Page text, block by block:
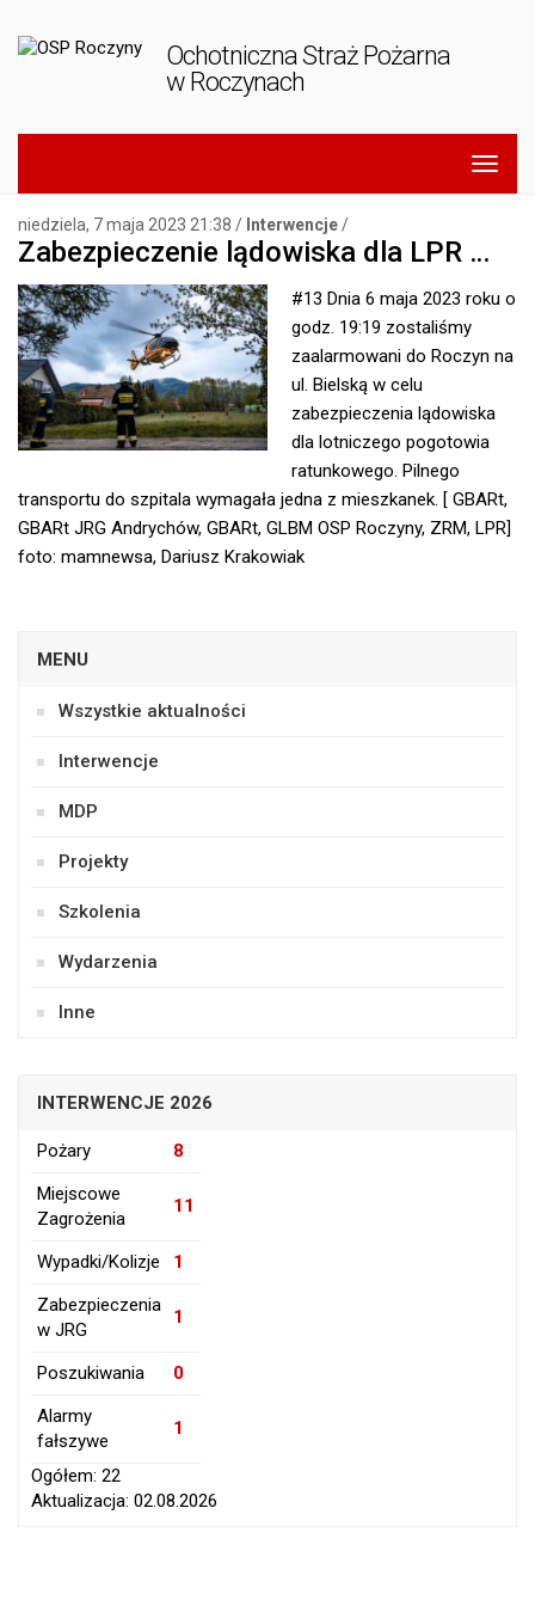
Ochotniczna Straż Pożarna
w Roczynach
niedziela, 7 maja 2023 21:38 / Interwencje/
Zabezpieczenie lądowiska dla LPR …
#13 Dnia 6 maja 2023 roku o
godz. 19:19 zostaliśmy
zaalarmowani do Roczyn na
ul. Bielską w celu
zabezpieczenia lądowiska
dla lotniczego pogotowia
ratunkowego. Pilnego
transportu do szpitala wymagała jedna z mieszkanek. [ GBARt,
GBARt JRG Andrychów, GBARt, GLBM OSP Roczyny, ZRM, LPR]
foto: mamnewsa, Dariusz Krakowiak
MENU
Wszystkie aktualności
Interwencje
MDP
Projekty
Szkolenia
Wydarzenia
Inne
INTERWENCJE 2026
Pożary
8
Miejscowe
Zagrożenia
11
Wypadki/Kolizje
1
Zabezpieczenia
w JRG
1
Poszukiwania
0
Alarmy
fałszywe
1
Ogółem: 22
Aktualizacja: 02.08.2026